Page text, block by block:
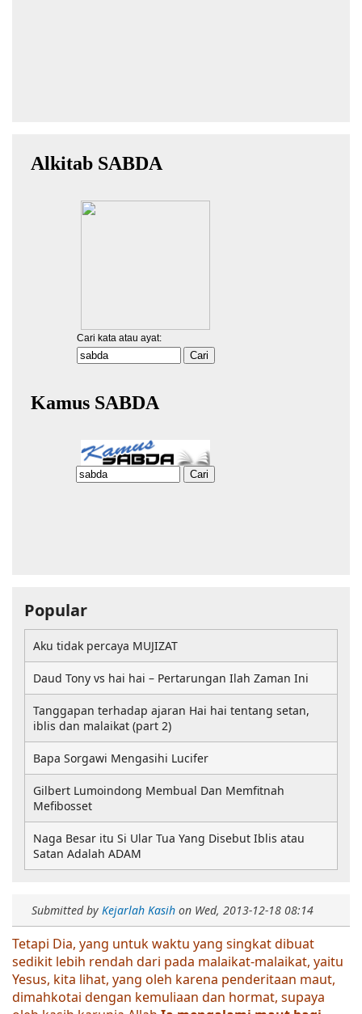
Submitted by Kejarlah Kasih on Wed, 2013-12-18 08:14
Tetapi Dia, yang untuk waktu yang singkat dibuat
sedikit lebih rendah dari pada malaikat-malaikat, yaitu
Yesus, kita lihat, yang oleh karena penderitaan maut,
dimahkotai dengan kemuliaan dan hormat, supaya
Popular
Aku tidak percaya MUJIZAT
Daud Tony vs hai hai – Pertarungan Ilah Zaman Ini
Tanggapan terhadap ajaran Hai hai tentang setan,
iblis dan malaikat (part 2)
Bapa Sorgawi Mengasihi Lucifer
Gilbert Lumoindong Membual Dan Memfitnah
Mefibosset
Naga Besar itu Si Ular Tua Yang Disebut Iblis atau
Satan Adalah ADAM